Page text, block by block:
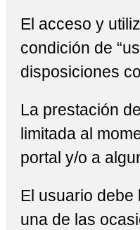
El acceso y
condición de
disposiciones
La prestación
limitada al
portal y/o a
El usuario debe
una de las